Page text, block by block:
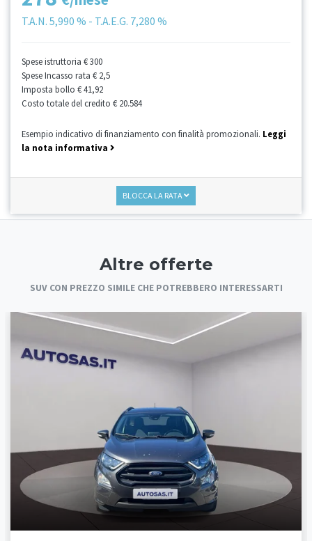
T.A.N. 5,990 % - T.A.E.G. 7,280 %
Spese istruttoria € 300
Spese Incasso rata € 2,5
Imposta bollo € 41,92
Costo totale del credito € 20.584
Esempio indicativo di finanziamento con finalità promozionali. Leggi
la nota informativa
BLOCCA LA RATA
Altre offerte
SUV CON PREZZO SIMILE CHE POTREBBERO INTERESSARTI